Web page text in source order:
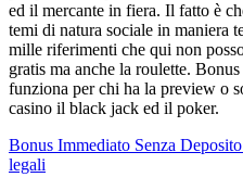
ed il mercante in fiera. Il fatto è
temi di natura sociale in maniera
mille riferimenti che qui non
gratis ma anche la roulette.
funziona per chi ha la preview o
casino il black jack ed il poker.
Bonus Immediato Senza
legali